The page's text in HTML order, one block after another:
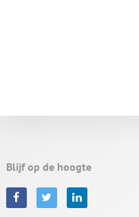
Blijf op de hoogte